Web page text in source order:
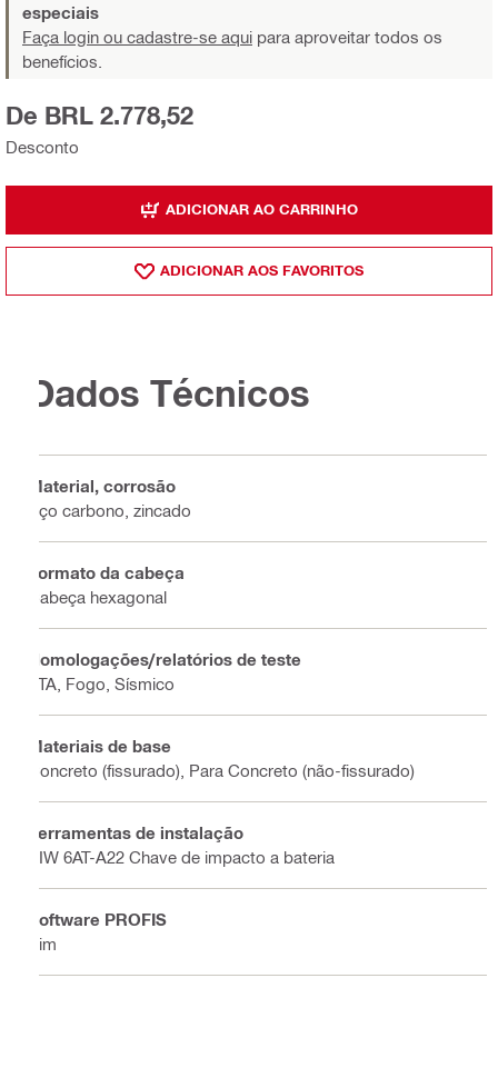
especiais
Faça login ou cadastre-se aqui para aproveitar todos os
benefícios.
Desconto
De BRL 2.778,52
ADICIONAR AO CARRINHO
ADICIONAR AOS FAVORITOS
Dados Técnicos
Material, corrosão
Aço carbono, zincado
Formato da cabeça
Cabeça hexagonal
Homologações/relatórios de teste
ETA, Fogo, Sísmico
Materiais de base
Concreto (fissurado), Para Concreto (não-fissurado)
Ferramentas de instalação
SIW 6AT-A22 Chave de impacto a bateria
Software PROFIS
Sim